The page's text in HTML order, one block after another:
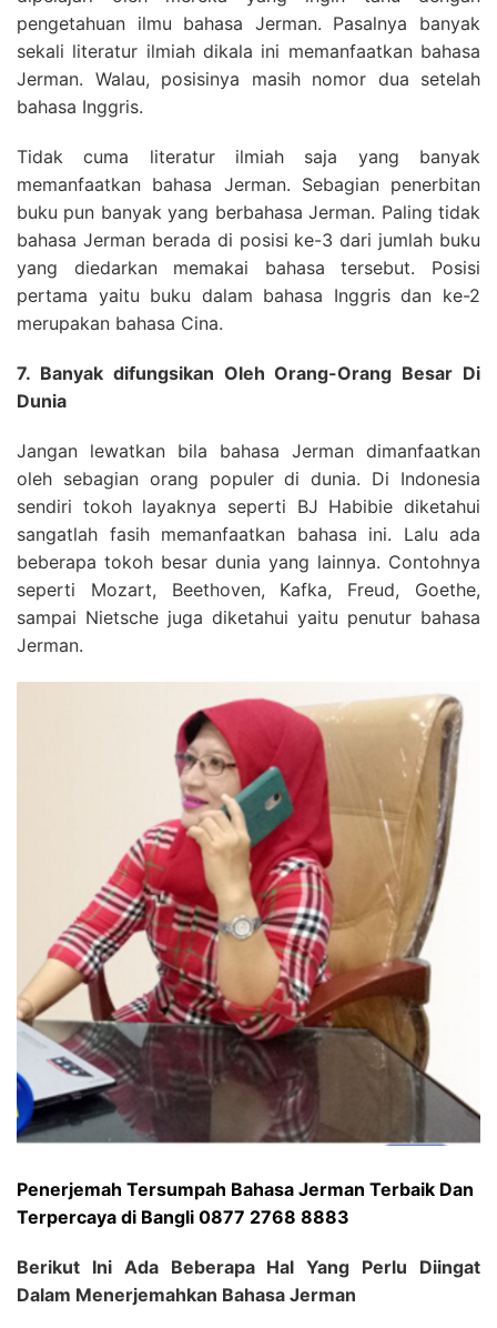
pengetahuan ilmu bahasa Jerman. Pasalnya banyak
sekali literatur ilmiah dikala ini memanfaatkan bahasa
Jerman. Walau, posisinya masih nomor dua setelah
bahasa Inggris.
Tidak cuma literatur ilmiah saja yang banyak
memanfaatkan bahasa Jerman. Sebagian penerbitan
buku pun banyak yang berbahasa Jerman. Paling tidak
bahasa Jerman berada di posisi ke-3 dari jumlah buku
yang diedarkan memakai bahasa tersebut. Posisi
pertama yaitu buku dalam bahasa Inggris dan ke-2
merupakan bahasa Cina.
7. Banyak difungsikan Oleh Orang-Orang Besar Di
Dunia
Jangan lewatkan bila bahasa Jerman dimanfaatkan
oleh sebagian orang populer di dunia. Di Indonesia
sendiri tokoh layaknya seperti BJ Habibie diketahui
sangatlah fasih memanfaatkan bahasa ini. Lalu ada
beberapa tokoh besar dunia yang lainnya. Contohnya
seperti Mozart, Beethoven, Kafka, Freud, Goethe,
sampai Nietsche juga diketahui yaitu penutur bahasa
Jerman.
Penerjemah Tersumpah Bahasa Jerman Terbaik Dan
Terpercaya di Bangli 0877 2768 8883
Berikut Ini Ada Beberapa Hal Yang Perlu Diingat
Dalam Menerjemahkan Bahasa Jerman